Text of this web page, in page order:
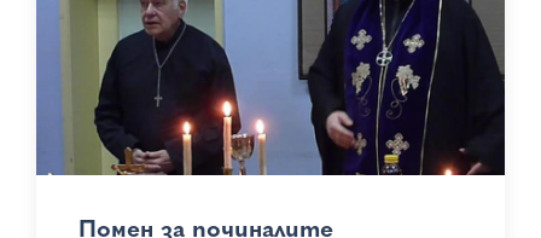
Помен за починалите